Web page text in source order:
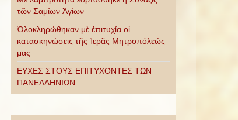
τῶν Σαμίων Ἁγίων
Ὁλοκληρώθηκαν μὲ ἐπιτυχία οἱ
κατασκηνώσεις τῆς Ἱερᾶς Μητροπόλεώς
μας
ΕΥΧΕΣ ΣΤΟΥΣ ΕΠΙΤΥΧΟΝΤΕΣ ΤΩΝ
ΠΑΝΕΛΛΗΝΙΩΝ